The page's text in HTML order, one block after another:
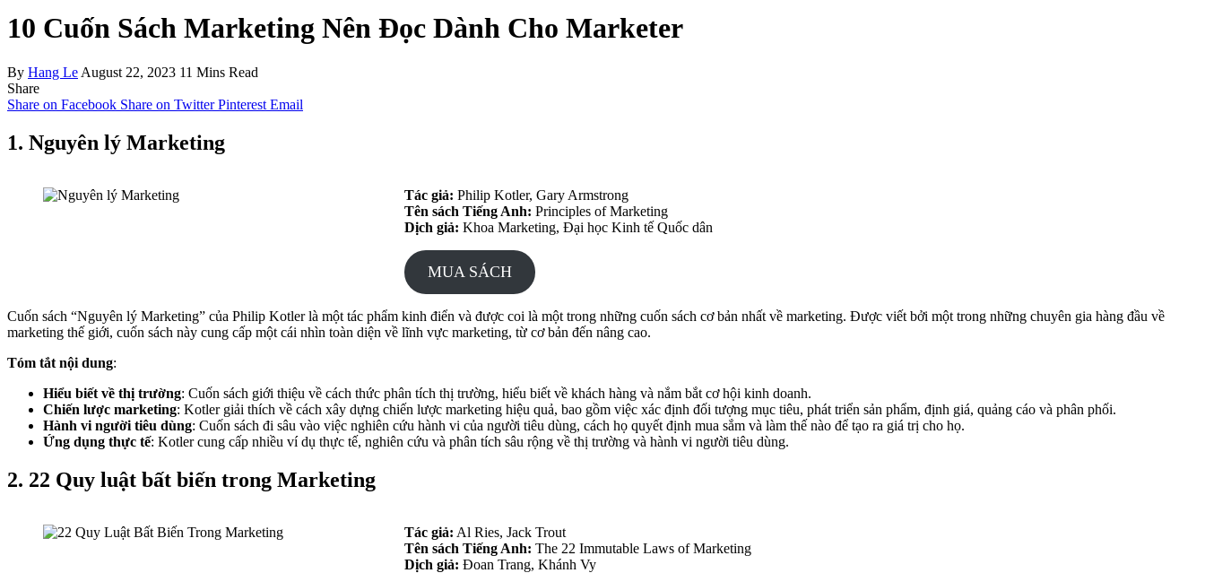
10 Cuốn Sách Marketing Nên Đọc Dành Cho Marketer
By Hang Le August 22, 2023 11 Mins Read
Share
Share on Facebook Share on Twitter Pinterest Email
1. Nguyên lý Marketing
Tác giả: Philip Kotler, Gary Armstrong
Tên sách Tiếng Anh: Principles of Marketing
Dịch giả: Khoa Marketing, Đại học Kinh tế Quốc dân
MUA SÁCH
Cuốn sách “Nguyên lý Marketing” của Philip Kotler là một tác phẩm kinh điển và được coi là một trong những cuốn sách cơ bản nhất về marketing. Được viết bởi một trong những chuyên gia hàng đầu về
marketing thế giới, cuốn sách này cung cấp một cái nhìn toàn diện về lĩnh vực marketing, từ cơ bản đến nâng cao.
Tóm tắt nội dung:
Hiểu biết về thị trường: Cuốn sách giới thiệu về cách thức phân tích thị trường, hiểu biết về khách hàng và nắm bắt cơ hội kinh doanh.
Chiến lược marketing: Kotler giải thích về cách xây dựng chiến lược marketing hiệu quả, bao gồm việc xác định đối tượng mục tiêu, phát triển sản phẩm, định giá, quảng cáo và phân phối.
Hành vi người tiêu dùng: Cuốn sách đi sâu vào việc nghiên cứu hành vi của người tiêu dùng, cách họ quyết định mua sắm và làm thế nào để tạo ra giá trị cho họ.
Ứng dụng thực tế: Kotler cung cấp nhiều ví dụ thực tế, nghiên cứu và phân tích sâu rộng về thị trường và hành vi người tiêu dùng.
2. 22 Quy luật bất biến trong Marketing
Tác giả: Al Ries, Jack Trout
Tên sách Tiếng Anh: The 22 Immutable Laws of Marketing
Dịch giả: Đoan Trang, Khánh Vy